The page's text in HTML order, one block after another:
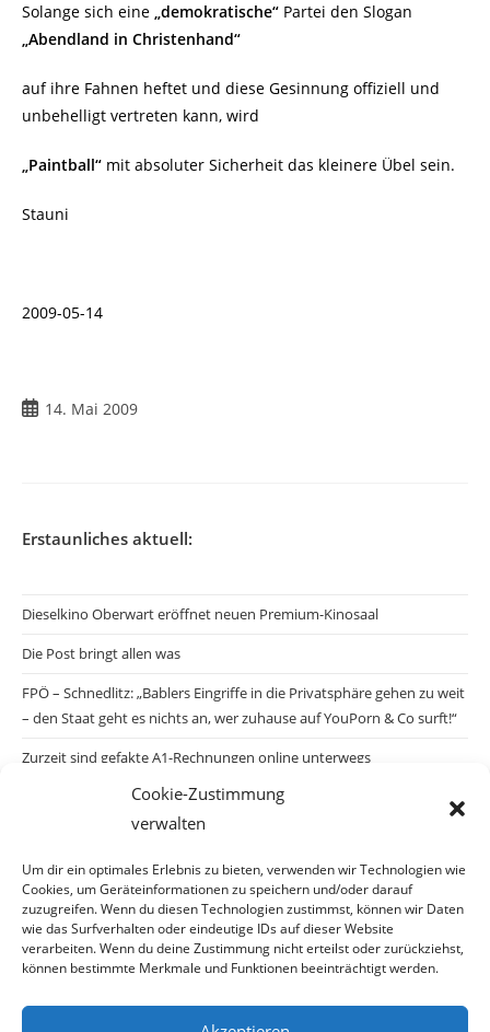
Cookie-Zustimmung
verwalten
Um dir ein optimales Erlebnis zu bieten, verwenden wir Technologien wie
Cookies, um Geräteinformationen zu speichern und/oder darauf
zuzugreifen. Wenn du diesen Technologien zustimmst, können wir Daten
wie das Surfverhalten oder eindeutige IDs auf dieser Website
verarbeiten. Wenn du deine Zustimmung nicht erteilst oder zurückziehst,
können bestimmte Merkmale und Funktionen beeinträchtigt werden.
Solange sich eine „demokratische“ Partei den Slogan
„Abendland in Christenhand“
auf ihre Fahnen heftet und diese Gesinnung offiziell und
unbehelligt vertreten kann, wird
„Paintball“ mit absoluter Sicherheit das kleinere Übel sein.
Stauni
2009-05-14
Beitrag14. Mai 2009
Erstaunliches aktuell:
Dieselkino Oberwart eröffnet neuen Premium-Kinosaal
Die Post bringt allen was
FPÖ – Schnedlitz: „Bablers Eingriffe in die Privatsphäre gehen zu weit
– den Staat geht es nichts an, wer zuhause auf YouPorn & Co surft!“
Zurzeit sind gefakte A1-Rechnungen online unterwegs
Salzburgs Juden und ihre Sicherheit: „Erst nach einem Anschlag wäre
die Gefahr endlich konkret!“
Biologisches Wunder in Ceuta
Ein vermeintliches Abschiebemärchen
Archiv